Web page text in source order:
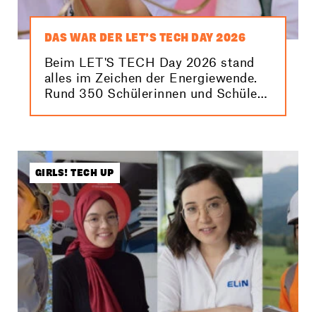
DAS WAR DER LET’S TECH DAY 2026
Beim LET'S TECH Day 2026 stand
alles im Zeichen der Energiewende.
Rund 350 Schülerinnen und Schüler
beitragen können. Hier findest du die
besten Bilder von der Veranstaltung!
GIRLS! TECH UP